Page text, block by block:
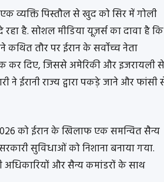
व्यक्ति पिस्तौल से खुद को सिर में गोली
है. सोशल मीडिया यूज़र्स का दावा है कि
तौर पर ईरान के सर्वोच्च नेता
कर दिए, जिससे अमेरिकी और इजरायली
ईरानी राज्य द्वारा पकड़े जाने और फांसी
को ईरान के खिलाफ एक समन्वित सैन्य
सुविधाओं को निशाना बनाया गया.
और सैन्य कमांडरों के साथ